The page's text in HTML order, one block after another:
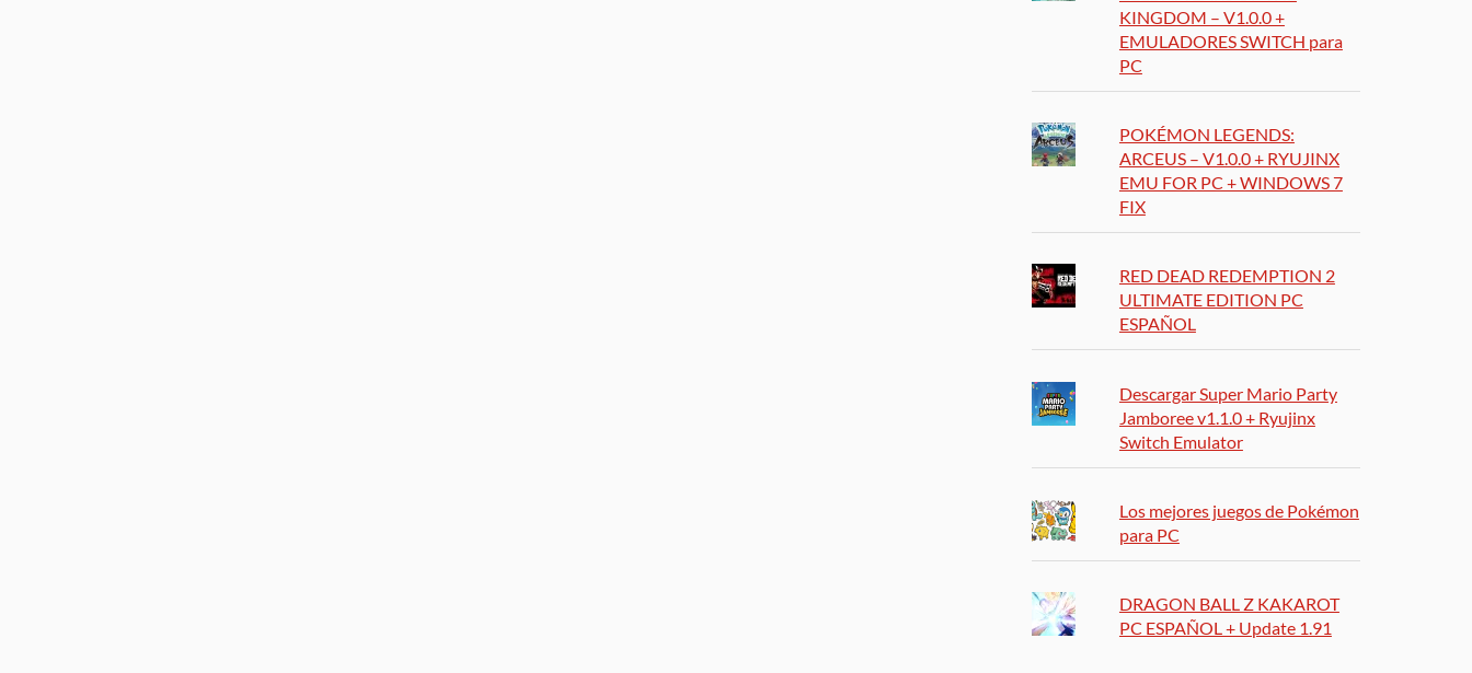
KINGDOM – V1.0.0 +
EMULADORES SWITCH para
PC
POKÉMON LEGENDS:
ARCEUS – V1.0.0 + RYUJINX
EMU FOR PC + WINDOWS 7
FIX
RED DEAD REDEMPTION 2
ULTIMATE EDITION PC
ESPAÑOL
Descargar Super Mario Party
Jamboree v1.1.0 + Ryujinx
Switch Emulator
Los mejores juegos de Pokémon
para PC
DRAGON BALL Z KAKAROT
PC ESPAÑOL + Update 1.91